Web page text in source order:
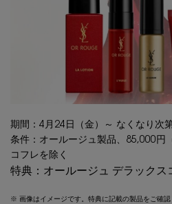
期間：4月24日（金）～ なくなり次
条件：オールージュ製品、85,000円
コフレを除く
特典：オールージュ デラックス
※ 画像はイメージです。特典に記載の製品をご確認